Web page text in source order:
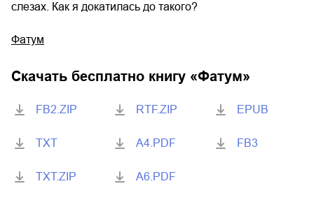
слезах. Как я докатилась до такого?
Фатум
Скачать бесплатно книгу «Фатум»
FB2.ZIP
TXT
TXT.ZIP
RTF.ZIP
A4.PDF
A6.PDF
EPUB
FB3